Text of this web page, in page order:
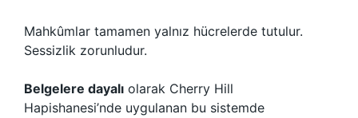
Mahkûmlar tamamen yalnız hücrelerde tutulur.
Sessizlik zorunludur.
Belgelere dayalı olarak Cherry Hill
Hapishanesi’nde uygulanan bu sistemde